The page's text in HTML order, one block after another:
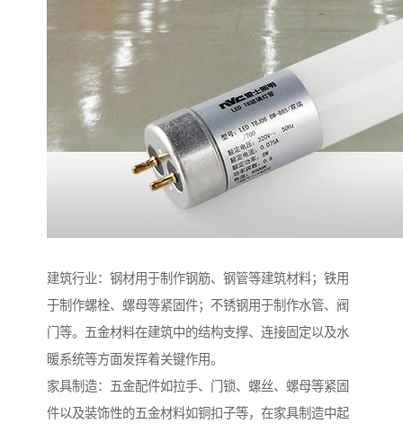
建筑行业：钢材用于制作钢筋、钢管等建筑材料；铁用
于制作螺栓、螺母等紧固件；不锈钢用于制作水管、阀
门等。五金材料在建筑中的结构支撑、连接固定以及水
暖系统等方面发挥着关键作用。
家具制造：五金配件如拉手、门锁、螺丝、螺母等紧固
件以及装饰性的五金材料如铜扣子等，在家具制造中起